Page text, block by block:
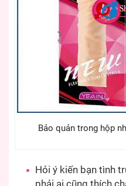
Bảo quản trong hộp
Hỏi ý kiến bạn tình